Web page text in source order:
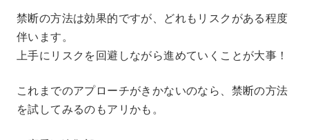
禁断の方法は効果的ですが、どれもリスクがある程度
伴います。
上手にリスクを回避しながら進めていくことが大事！
これまでのアプローチがきかないのなら、禁断の方法
を試してみるのもアリかも。